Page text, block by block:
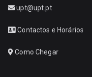
upt@upt.pt
Contactos e Horários
Como Chegar